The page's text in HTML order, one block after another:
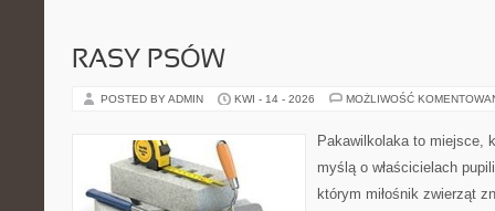
RASY PSÓW
POSTED BY ADMIN KWI - 14 - 2026 MOŻLIWOŚĆ
Pakawilkolaka to miejsce,
myślą o właścicielach
którym miłośnik zwierząt